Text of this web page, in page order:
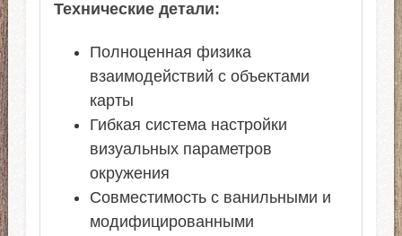
Технические детали:
Полноценная физика
взаимодействий с объектами
карты
Гибкая система настройки
визуальных параметров
окружения
Совместимость с ванильными и
модифицированными